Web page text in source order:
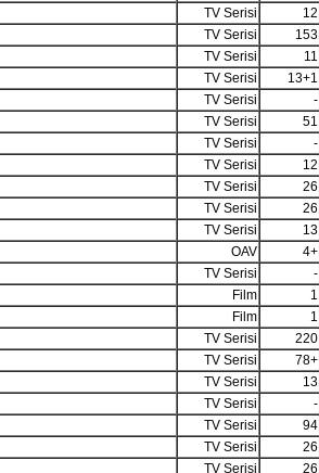
TV Serisi 12
TV Serisi 153
TV Serisi 11
TV Serisi 13+1
TV Serisi -
TV Serisi 51
TV Serisi -
TV Serisi 12
TV Serisi 26
TV Serisi 26
TV Serisi 13
OAV 4+
TV Serisi -
Film 1
Film 1
TV Serisi 220
TV Serisi 78+
TV Serisi 13
TV Serisi -
TV Serisi 94
TV Serisi 26
TV Serisi 26